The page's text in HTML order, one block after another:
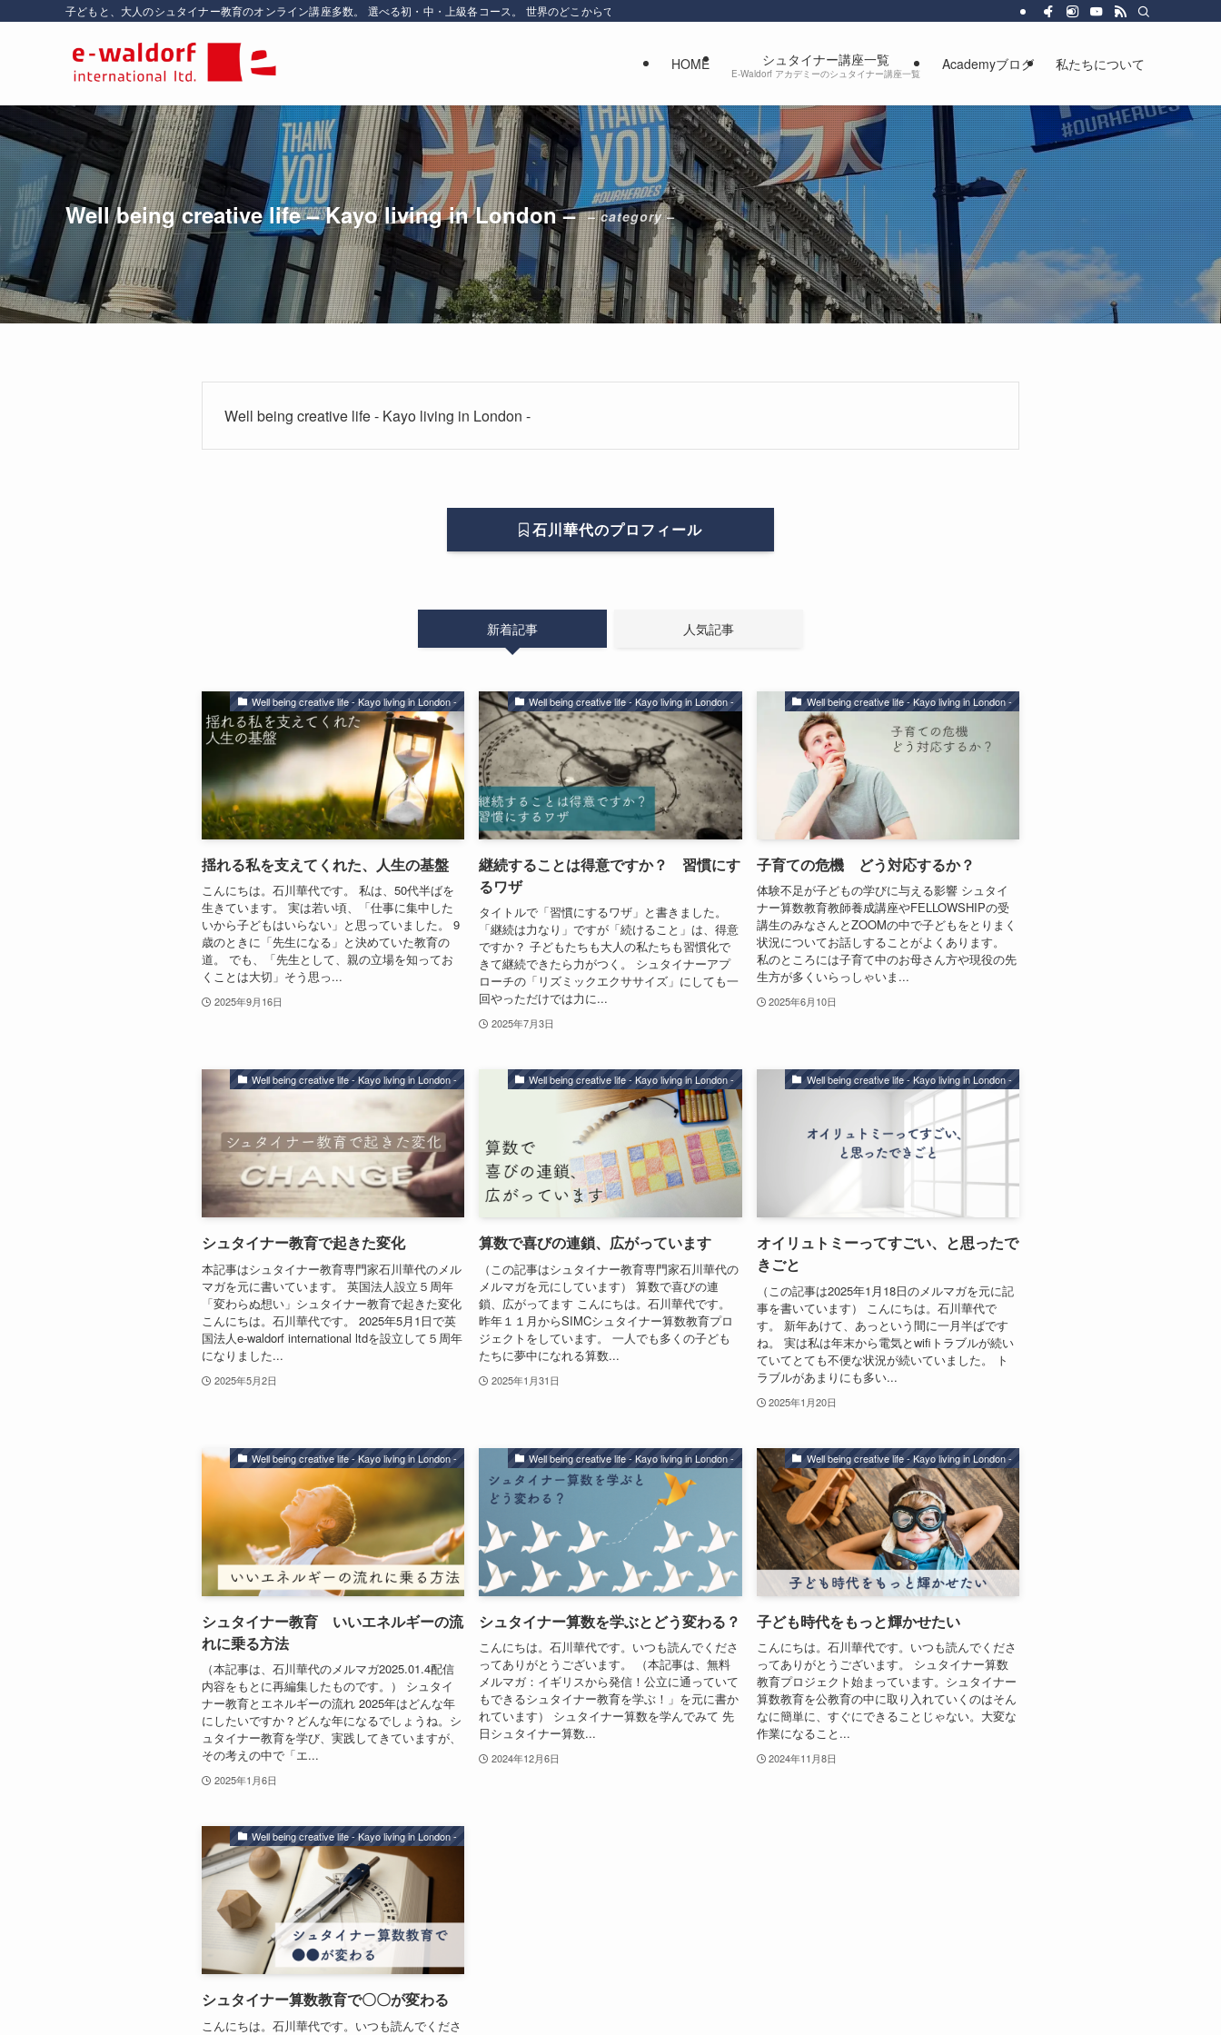
子どもと、大人のシュタイナー教育のオンライン講座多数。 選べる初・中・上級各コース。 世界のどこからでもオンラインで学べます。感性を磨き、より豊かに自由に生きるための人間教育を行っています。
HOME シュタイナー講座一覧
E-Waldorf アカデミーのシュタイナー講座一覧
Academyブログ 私たちについて
Well being creative life – Kayo living in London – – category –
Well being creative life - Kayo living in London -
石川華代のプロフィール
新着記事 人気記事
Well being creative life - Kayo living in London -
揺れる私を支えてくれた、人生の基盤
こんにちは。石川華代です。 私は、50代半ばを
生きています。 実は若い頃、「仕事に集中した
いから子どもはいらない」と思っていました。 9
歳のときに「先生になる」と決めていた教育の
道。 でも、「先生として、親の立場を知ってお
くことは大切」そう思っ...
2025年9月16日
Well being creative life - Kayo living in London -
継続することは得意ですか？ 習慣にす
るワザ
タイトルで「習慣にするワザ」と書きました。
「継続は力なり」ですが「続けること」は、得意
ですか？ 子どもたちも大人の私たちも習慣化で
きて継続できたら力がつく。 シュタイナーアプ
ローチの「リズミックエクササイズ」にしても一
回やっただけでは力に...
2025年7月3日
Well being creative life - Kayo living in London -
子育ての危機 どう対応するか？
体験不足が子どもの学びに与える影響 シュタイ
ナー算数教育教師養成講座やFELLOWSHIPの受
講生のみなさんとZOOMの中で子どもをとりまく
状況についてお話しすることがよくあります。
私のところには子育て中のお母さん方や現役の先
生方が多くいらっしゃいま...
2025年6月10日
Well being creative life - Kayo living in London -
シュタイナー教育で起きた変化
本記事はシュタイナー教育専門家石川華代のメル
マガを元に書いています。 英国法人設立５周年
「変わらぬ想い」シュタイナー教育で起きた変化
こんにちは。石川華代です。 2025年5月1日で英
国法人e-waldorf international ltdを設立して５周年
になりました...
2025年5月2日
Well being creative life - Kayo living in London -
算数で喜びの連鎖、広がっています
（この記事はシュタイナー教育専門家石川華代の
メルマガを元にしています） 算数で喜びの連
鎖、広がってます こんにちは。石川華代です。
昨年１１月からSIMCシュタイナー算数教育プロ
ジェクトをしています。 一人でも多くの子ども
たちに夢中になれる算数...
2025年1月31日
Well being creative life - Kayo living in London -
オイリュトミーってすごい、と思ったで
きごと
（この記事は2025年1月18日のメルマガを元に記
事を書いています） こんにちは。石川華代で
す。 新年あけて、あっという間に一月半ばです
ね。 実は私は年末から電気とwifiトラブルが続い
ていてとても不便な状況が続いていました。 ト
ラブルがあまりにも多い...
2025年1月20日
Well being creative life - Kayo living in London -
シュタイナー教育 いいエネルギーの流
れに乗る方法
（本記事は、石川華代のメルマガ2025.01.4配信
内容をもとに再編集したものです。） シュタイ
ナー教育とエネルギーの流れ 2025年はどんな年
にしたいですか？どんな年になるでしょうね。ㅤシ
ュタイナー教育を学び、実践してきていますが、
その考えの中で「エ...
2025年1月6日
Well being creative life - Kayo living in London -
シュタイナー算数を学ぶとどう変わる？
こんにちは。石川華代です。いつも読んでくださ
ってありがとうございます。 （本記事は、無料
メルマガ：イギリスから発信！公立に通っていて
もできるシュタイナー教育を学ぶ！」を元に書か
れています） シュタイナー算数を学んでみて 先
日シュタイナー算数...
2024年12月6日
Well being creative life - Kayo living in London -
子ども時代をもっと輝かせたい
こんにちは。石川華代です。いつも読んでくださ
ってありがとうございます。 シュタイナー算数
教育プロジェクト始まっています。ㅤシュタイナー
算数教育を公教育の中に取り入れていくのはそん
なに簡単に、すぐにできることじゃない。ㅤ大変な
作業になること...
2024年11月8日
Well being creative life - Kayo living in London -
シュタイナー算数教育で〇〇が変わる
こんにちは。石川華代です。いつも読んでくださ